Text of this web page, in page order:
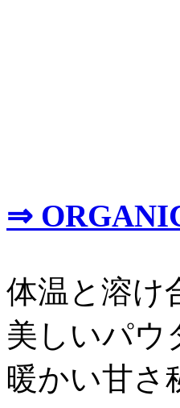
⇒
体温と溶け
美しいパウ
暖かい甘さ